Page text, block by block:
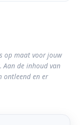
op maat voor jouw
de inhoud van
ontleend en er